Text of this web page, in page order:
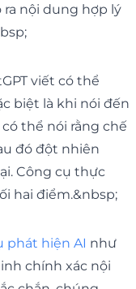
ra nội dung hợp lý
viết có thể
biệt là khi nói đến
thể nói rằng chế
đó đột nhiên
Công cụ thực
hai điểm.&nbsp;
phát hiện AI như
chính xác nội